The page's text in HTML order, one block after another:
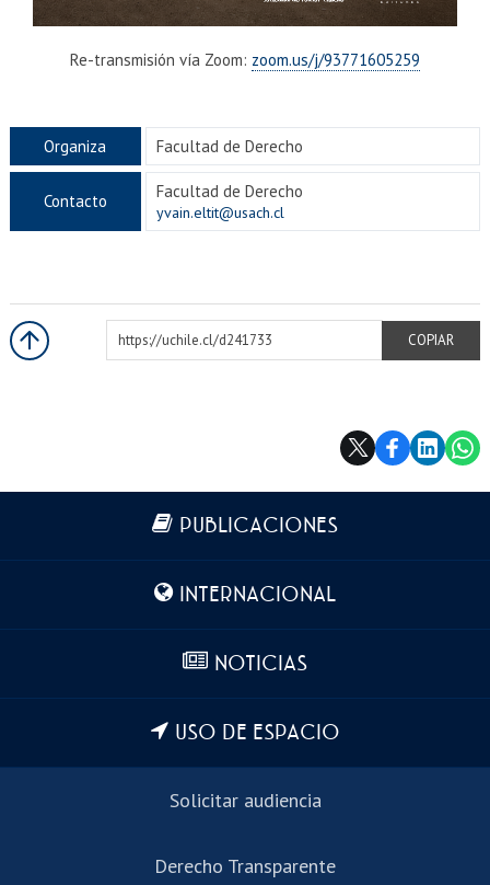
Re-transmisión vía Zoom: zoom.us/j/93771605259
Organiza Facultad de Derecho
Contacto Facultad de Derecho
yvain.eltit@usach.cl
https://uchile.cl/d241733
COPIAR
Más información
PUBLICACIONES
INTERNACIONAL
NOTICIAS
USO DE ESPACIO
Solicitar audiencia
Derecho Transparente